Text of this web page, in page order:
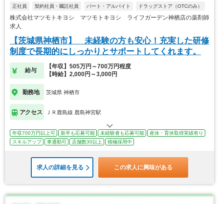
正社員 契約社員・嘱託社員 パート・アルバイト ドラッグストア（OTCのみ）
株式会社マツモトキヨシ マツモトキヨシ ライフガーデン神栖店の薬剤師
求人
【茨城県神栖市】 未経験の方も安心！充実した研修
制度で長期的にしっかりとサポートしてくれます。
給与
【年収】505万円～700万円程度
【時給】2,000円～3,000円
勤務地 茨城県 神栖市
アクセス ＪＲ鹿島線 鹿島神宮駅
年収700万円以上可 新卒も応募可能 未経験者も応募可能
産休・育休取得実績有り
スキルアップ
車通勤可 店舗数30以上 積極採用中
求人の詳細を見る この求人に興味がある